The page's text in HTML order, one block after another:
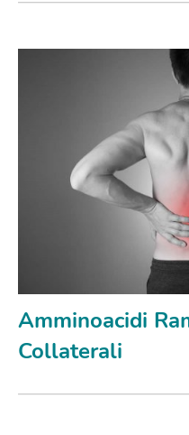
Amminoacidi
Collaterali